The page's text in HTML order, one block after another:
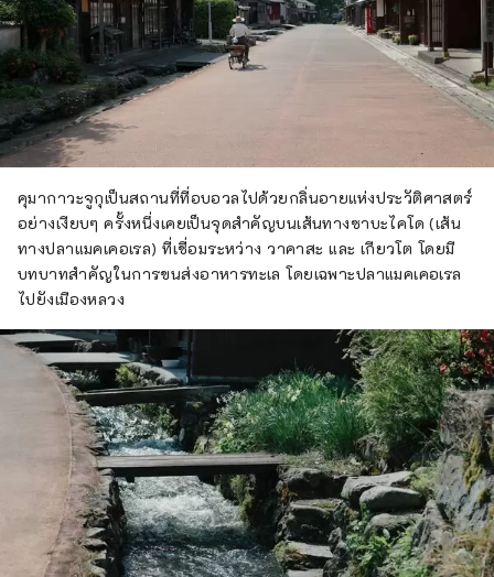
คุมากาวะจูกุเป็นสถานที่ที่อบอวลไปด้วยกลิ่นอายแห่งประวัติศาสตร์
อย่างเงียบๆ ครั้งหนึ่งเคยเป็นจุดสำคัญบนเส้นทางซาบะไคโด (เส้น
ทางปลาแมคเคอเรล) ที่เชื่อมระหว่าง วาคาสะ และ เกียวโต โดยมี
บทบาทสำคัญในการขนส่งอาหารทะเล โดยเฉพาะปลาแมคเคอเรล
ไปยังเมืองหลวง